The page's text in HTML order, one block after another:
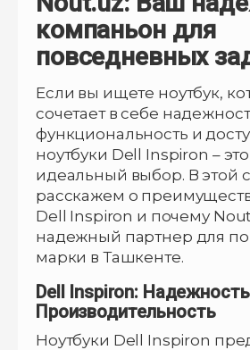
компаньон для
повседневных
Если вы ищете ноутбук,
сочетает в себе
функциональность и
ноутбуки Dell Inspiron –
идеальный выбор. В этой
расскажем о
Dell Inspiron и почему
надежный партнер для
марки в Ташкенте.
Dell Inspiron:
Производительность
Ноутбуки Dell Inspiron